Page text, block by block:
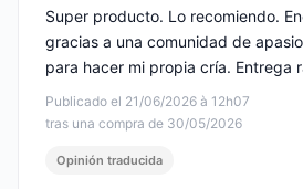
Publicado el 21/06/2026 à 12h07
tras una compra de 30/05/2026
Super producto. Lo recomiendo.
gracias a una comunidad de
para hacer mi propia cría. Entrega
Opinión traducida